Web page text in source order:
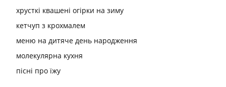
хрусткі квашені огірки на зиму
кетчуп з крохмалем
меню на дитяче день народження
молекулярна кухня
пісні про їжу